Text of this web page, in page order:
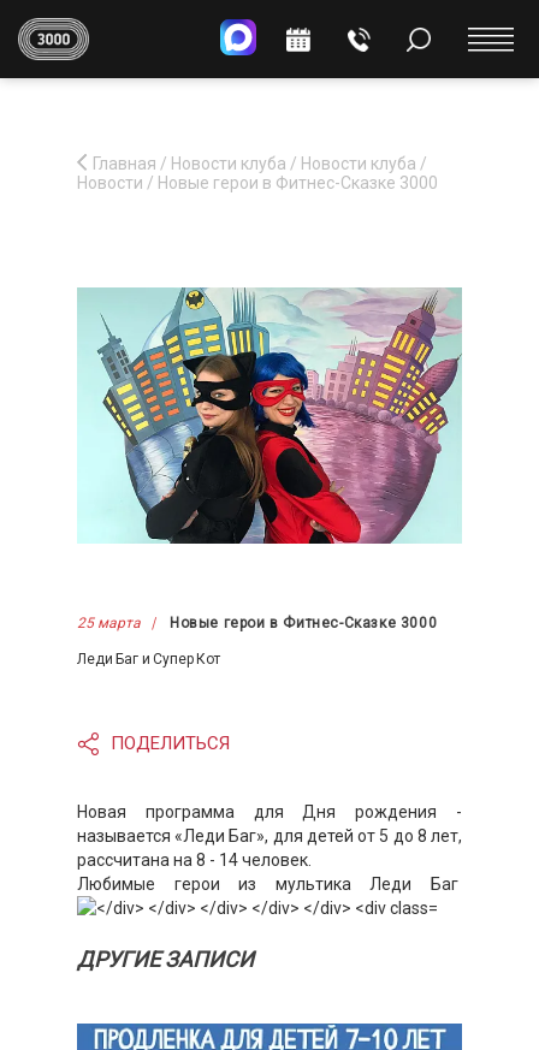
Главная / Новости клуба / Новости клуба /
Новости / Новые герои в Фитнес-Сказке 3000
25 марта Новые герои в Фитнес-Сказке 3000
Леди Баг и Супер Кот
ПОДЕЛИТЬСЯ
Новая программа для Дня рождения -
называется «Леди Баг», для детей от 5 до 8 лет,
рассчитана на 8 - 14 человек.
Любимые герои из мультика Леди Баг
ДРУГИЕ ЗАПИСИ